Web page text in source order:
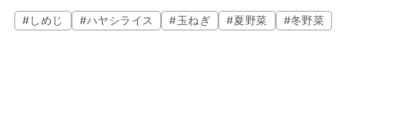
心者の方にもおすすめです。ぜひ試してみてくださいね！
#しめじ #ハヤシライス #玉ねぎ #夏野菜 #冬野菜